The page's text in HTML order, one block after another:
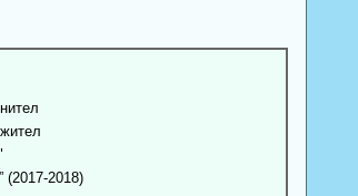
(2017-2018)